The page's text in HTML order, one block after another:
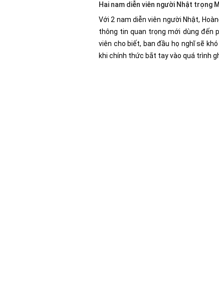
Hai nam diễn viên người Nhật trọng
Với 2 nam diễn viên người Nhật,
thông tin quan trọng mới dùng đến
viên cho biết, ban đầu họ nghĩ sẽ
khi chính thức bắt tay vào quá trình